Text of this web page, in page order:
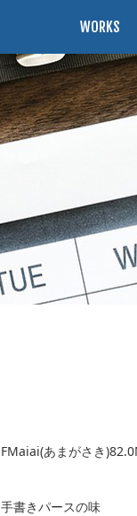
WORKS
FMaiai(あまがさき
手書きパースの味